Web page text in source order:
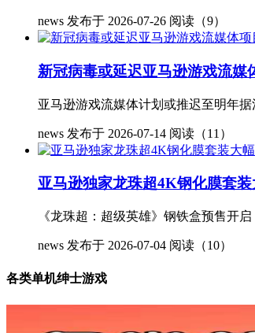
news 发布于 2026-07-26 阅读（9）
新冠病毒或延迟亚马逊游戏流媒
亚马逊游戏流媒体计划或推迟至明年
news 发布于 2026-07-14 阅读（11）
亚马逊独家龙珠超4K钢化膜套
《龙珠超：超级英雄》钢铁盒预售开
news 发布于 2026-07-04 阅读（10）
各类单机绅士游戏